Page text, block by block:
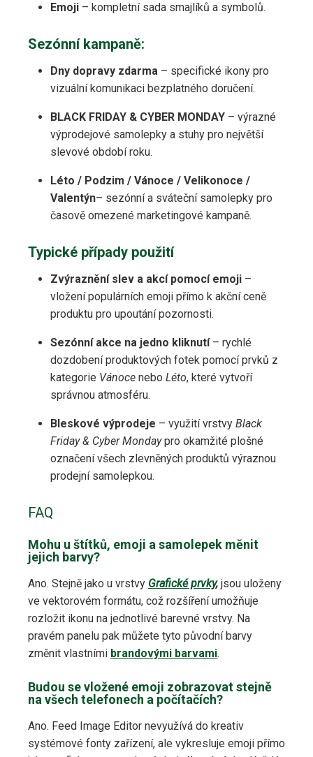
Emoji – kompletní sada smajlíků a symbolů.
Sezónní kampaně:
Dny dopravy zdarma – specifické ikony pro
vizuální komunikaci bezplatného doručení.
BLACK FRIDAY & CYBER MONDAY – výrazné
výprodejové samolepky a stuhy pro největší
slevové období roku.
Léto / Podzim / Vánoce / Velikonoce /
Valentýn– sezónní a sváteční samolepky pro
časově omezené marketingové kampaně.
Typické případy použití
Zvýraznění slev a akcí pomocí emoji –
vložení populárních emoji přímo k akční ceně
produktu pro upoutání pozornosti.
Sezónní akce na jedno kliknutí– rychlé
dozdobení produktových fotek pomocí prvků z
kategorie Vánoce nebo Léto, které vytvoří
správnou atmosféru.
Bleskové výprodeje – využití vrstvy Black
Friday & Cyber Mondaypro okamžité plošné
označení všech zlevněných produktů výraznou
prodejní samolepkou.
FAQ
Mohu u štítků, emoji a samolepek měnit
jejich barvy?
Ano. Stejně jako u vrstvy Grafické prvky, jsou uloženy
ve vektorovém formátu, což rozšíření umožňuje
rozložit ikonu na jednotlivé barevné vrstvy. Na
pravém panelu pak můžete tyto původní barvy
změnit vlastními brandovými barvami.
Budou se vložené emoji zobrazovat stejně
na všech telefonech a počítačích?
Ano. Feed Image Editor nevyužívá do kreativ
systémové fonty zařízení, ale vykresluje emoji přímo